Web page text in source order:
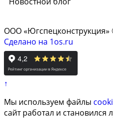
ООО «Югспецконструкция»
Сделано на 1os.ru
↑
Мы используем файлы
сайт работал и становился